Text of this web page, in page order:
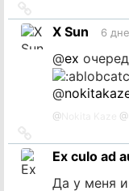
на
источник
X Sun 6
@ex
@
@ @
на
источник
Ex culo ad
Да у меня